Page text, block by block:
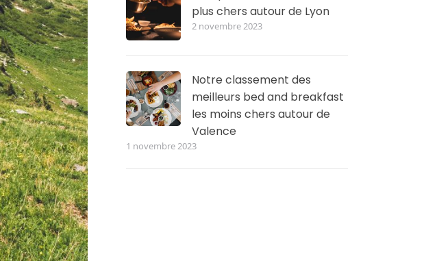
plus chers autour de Lyon
2 novembre 2023
Notre classement des
meilleurs bed and breakfast
les moins chers autour de
Valence
1 novembre 2023